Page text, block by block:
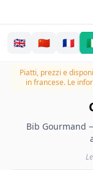
🇬🇧 🇨🇳 🇫🇷
Piatti, prezzi e
in francese. Le
Bib Gourmand